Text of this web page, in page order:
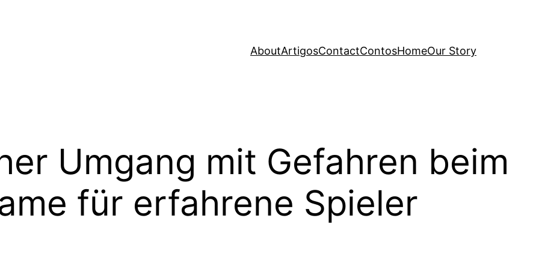
AboutArtigosContactContosHomeOur Story
Umgang mit Gefahren beim
für erfahrene Spieler